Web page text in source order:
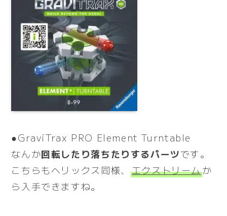
●GraviTrax PRO Element Turntable
なんか回転したり落ちたりするパーツです。
こちらもヘリックス同様、 エクストリームか
ら入手できますね。